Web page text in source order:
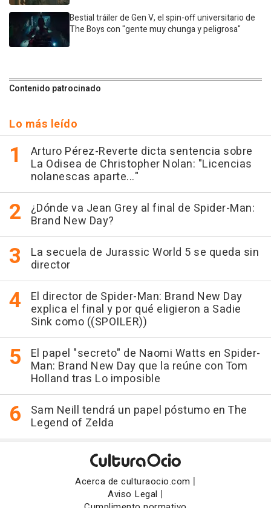
Bestial tráiler de Gen V, el spin-off universitario de
The Boys con "gente muy chunga y peligrosa"
Contenido patrocinado
Lo más leído
Arturo Pérez-Reverte dicta sentencia sobre
La Odisea de Christopher Nolan: "Licencias
nolanescas aparte..."
¿Dónde va Jean Grey al final de Spider-Man:
Brand New Day?
La secuela de Jurassic World 5 se queda sin
director
El director de Spider-Man: Brand New Day
explica el final y por qué eligieron a Sadie
Sink como ((SPOILER))
El papel "secreto" de Naomi Watts en Spider-
Man: Brand New Day que la reúne con Tom
Holland tras Lo imposible
Sam Neill tendrá un papel póstumo en The
Legend of Zelda
Acerca de culturaocio.com |
Aviso Legal |